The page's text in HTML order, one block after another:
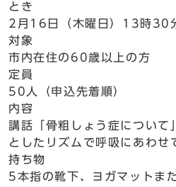
とき
2月16日（木曜日）13時30
対象
市内在住の60歳以上の方
定員
50人（申込先着順）
内容
講話「骨粗しょう症につい
としたリズムで呼吸にあわせ
持ち物
5本指の靴下、ヨガマットま